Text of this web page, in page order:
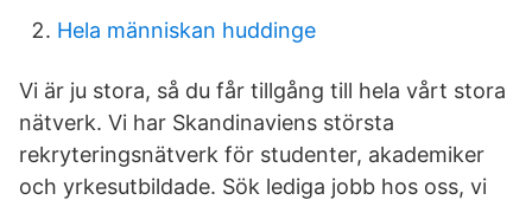
Hela människan huddinge
Vi är ju stora, så du får tillgång till hela vårt stora
nätverk. Vi har Skandinaviens största
rekryteringsnätverk för studenter, akademiker
och yrkesutbildade. Sök lediga jobb hos oss, vi